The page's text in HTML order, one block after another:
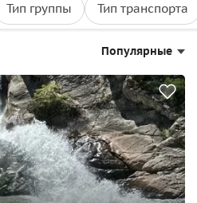
Тип группы Тип транспорта
Популярные